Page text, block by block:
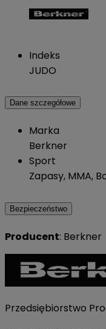
Indeks
JUDO
Dane szczegółowe
Marka
Berkner
Sport
Zapasy, MMA,
Bezpieczeństwo
Producent: Berkner
Przedsiębiorstwo